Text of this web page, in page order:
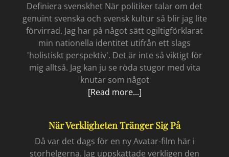
Definiera svenskhet När politiker talar om det
genuint svenska och svensk kultur så blir jag lite
förvirrad. Jag har på något sätt ogiltigförklarat
min nationella identitet utifrån ett slags
'holistiskt perspektiv'. Det är inte så viktigt för
mig alltså. Jag kan ju se röda stugor med vita
knutar som något
[Read more...]Min
När Verkligheten Tränger Sig På
Då var det dags för en ny Avatar-film här i
storhelgerna. Jag uppskattade verkligen den